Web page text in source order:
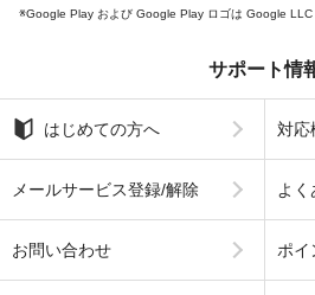
Google Play および Google Play ロゴは Google LLC
サポート情
はじめての方へ 対応
メールサービス登録/解除 よく
お問い合わせ ポイ